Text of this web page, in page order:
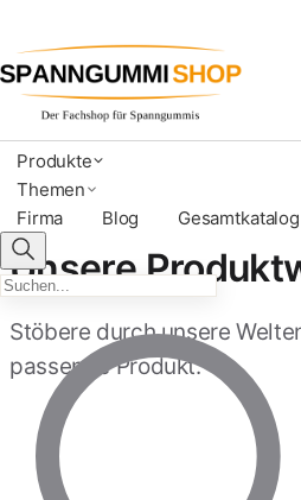
Produkte
Themen
Firma
Blog Gesamtkatalog
Unsere
Stöbere durch unsere
passende Produkt.